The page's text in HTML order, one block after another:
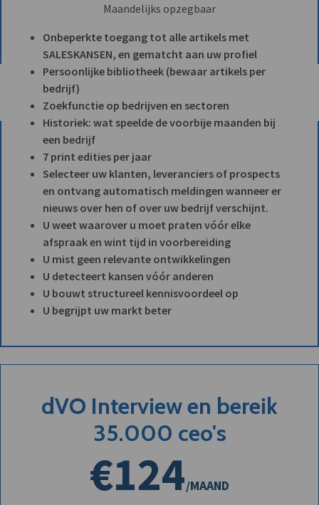
Maandelijks opzegbaar
Onbeperkte toegang tot alle artikels met
SALESKANSEN, en gematcht aan uw profiel
Persoonlijke bibliotheek (bewaar artikels per
bedrijf)
Zoekfunctie op bedrijven en sectoren
Historiek: wat speelde de voorbije maanden bij
een bedrijf
7 print edities per jaar
Selecteer uw klanten, leveranciers of prospects
en ontvang automatisch meldingen wanneer er
nieuws over hen of over uw bedrijf verschijnt.
U weet waarover u moet praten vóór elke
afspraak en wint tijd in voorbereiding
U mist geen relevante ontwikkelingen
U detecteert kansen vóór anderen
U bouwt structureel kennisvoordeel op
U begrijpt uw markt beter
dVO Interview en bereik
35.000 ceo's
€124/MAAND